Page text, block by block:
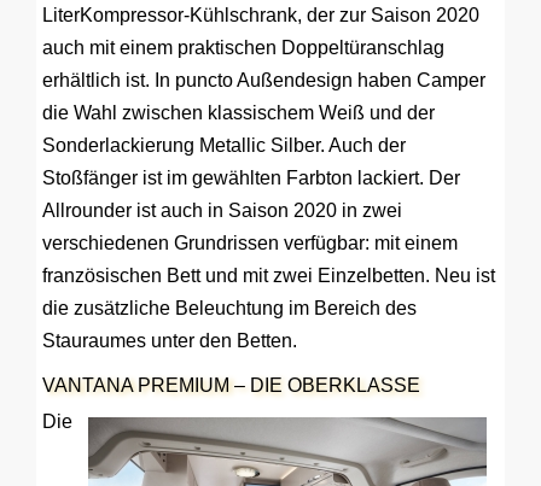
LiterKompressor-Kühlschrank, der zur Saison 2020
auch mit einem praktischen Doppeltüranschlag
erhältlich ist. In puncto Außendesign haben Camper
die Wahl zwischen klassischem Weiß und der
Sonderlackierung Metallic Silber. Auch der
Stoßfänger ist im gewählten Farbton lackiert. Der
Allrounder ist auch in Saison 2020 in zwei
verschiedenen Grundrissen verfügbar: mit einem
französischen Bett und mit zwei Einzelbetten. Neu ist
die zusätzliche Beleuchtung im Bereich des
Stauraumes unter den Betten.
VANTANA PREMIUM – DIE OBERKLASSE
Die